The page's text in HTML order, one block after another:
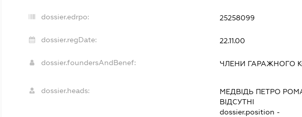
dossier.edrpo: 25258099
dossier.regDate: 22.11.00
dossier.foundersAndBenef: ЧЛЕНИ ГАРАЖНОГО
dossier.heads: МЕДВІДЬ ПЕТРО
ВІДСУТНІ
dossier.position -